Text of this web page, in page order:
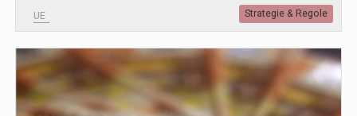
UE Strategie & Regole